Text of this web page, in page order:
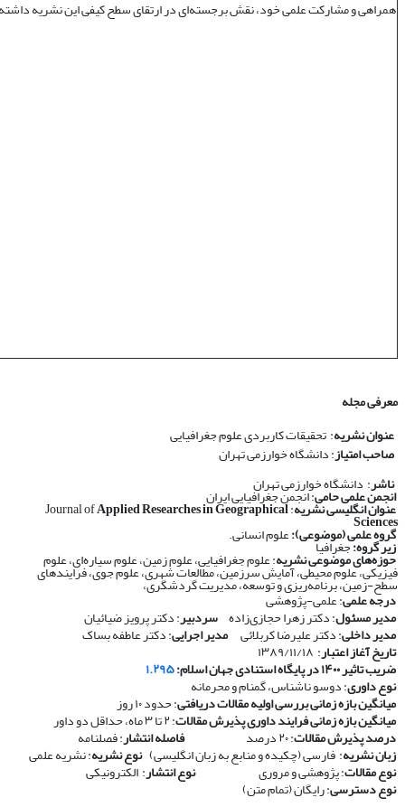
همراهی و مشارکت علمی خود، نقش برجسته‌ای در ارتقای سطح کیفی این نشریه
معرفی مجله
عنوان نشریه: تحقیقات کاربردی علوم جغرافیایی
صاحب امتیاز: دانشگاه خوارزمی تهران
ناشر: دانشگاه خوارزمی تهران
انجمن علمی حامی: انجمن جغرافیایی ایران
عنوان انگلیسی نشریه: Journal of
Applied Researches in Geographical
Sciences
گروه علمی (موضوعی):علوم انسانی.
زیر گروه:جغرافیا
حوزه‌های موضوعی نشریه: علوم جغرافیایی، علوم زمین، علوم سیاره‌ای، علوم
فیزیکی، علوم محیطی، آمایش سرزمین، مطالعات شهری، علوم جوی، فرایندهای
سطح-زمین، برنامه‌ریزی و توسعه، مدیریت گردشگری،
درجه علمی: علمی-پژوهشی
مدیر مسئول: دکتر زهرا حجازی‌زاده سردبیر: دکتر پرویز ضیائیان
مدیر داخلی: دکتر علیرضا کربلائی مدیر اجرایی: دکتر عاطفه بساک
تاریخ آغاز اعتبار: ۱۳۸۹/۱۱/۱۸
ضریب تاثیر ۱۴۰۰ در پایگاه استنادی جهان اسلام: ۱.۲۹۵
نوع داوری: دوسو ناشناس، گمنام و محرمانه
​​​​​​​میانگین بازه زمانی بررسی اولیه مقالات دریافتی: حدود ۱۰ روز
​​​​​​​میانگین بازه زمانی فرایند داوری پذیرش مقالات: ۲ تا ۳ ماه، حداقل دو داور
درصد پذیرش مقالات: ۲۰ درصد ​​​​​​​فاصله انتشار: فصلنامه
زبان نشریه: فارسی (چکیده و منابع به زبان انگلیسی) ​​​​​​​نوع نشریه: نشریه علمی
​​​​​​​نوع مقالات: پژوهشی و مروری ​​​​​​​نوع انتشار: الکترونیکی
​​​​​​​نوع دسترسی: رایگان (تمام متن)